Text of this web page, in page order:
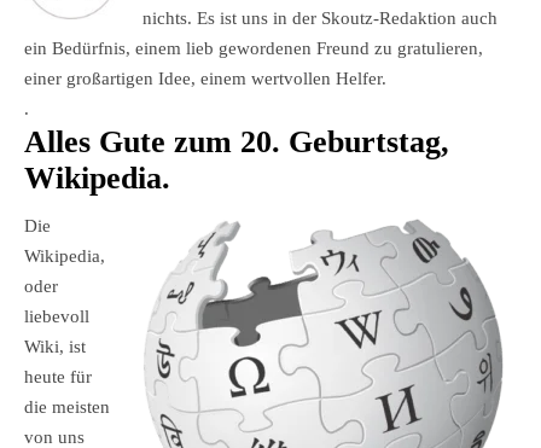
nichts. Es ist uns in der Skoutz-Redaktion auch
ein Bedürfnis, einem lieb gewordenen Freund zu gratulieren,
einer großartigen Idee, einem wertvollen Helfer.
.
Alles Gute zum 20. Geburtstag,
Wikipedia.
Die
Wikipedia,
oder
liebevoll
Wiki, ist
heute für
die meisten
von uns